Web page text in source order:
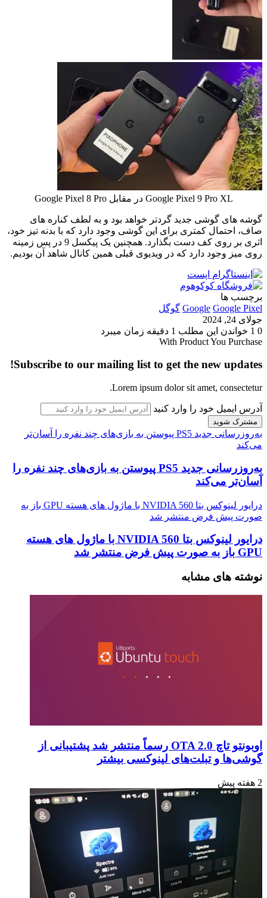
Google Pixel 9 Pro XL در مقابل Google Pixel 8 Pro
گوشه های گوشی جدید گردتر خواهد بود و به لطف کناره های
صاف، احتمال کمتری برای این گوشی وجود دارد که با بدنه تیز خود،
اثری بر روی کف دست بگذارد.
همچنین یک پیکسل 9 در پس زمینه
روی میز وجود دارد که در ویدیوی قبلی همین کانال شاهد آن بودیم.
برچسب ها
Google Google Pixel
گوگل
جولای 24, 2024
0
خواندن این مطلب 1 دقیقه زمان میبرد
With Product You Purchase
Subscribe to our mailing list to get the new updates!
Lorem ipsum dolor sit amet, consectetur.
آدرس ایمیل خود را وارد کنید
به‌روزرسانی جدید PS5 پیوستن به بازی‌های چند نفره را آسان‌تر
می‌کند
به‌روزرسانی جدید PS5 پیوستن به بازی‌های چند نفره را
آسان‌تر می‌کند
درایور لینوکس بتا NVIDIA 560 با ماژول های هسته GPU باز به
صورت پیش فرض منتشر شد
درایور لینوکس بتا NVIDIA 560 با ماژول های هسته
GPU باز به صورت پیش فرض منتشر شد
نوشته های مشابه
اوبونتو تاچ OTA 2.0 رسماً منتشر شد پشتیبانی از
گوشی‌ها و تبلت‌های لینوکسی بیشتر
2 هفته پیش